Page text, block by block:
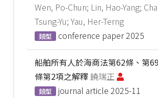
Wen, Po-Chun; Lin, Hao-Yang;
Tsung-Yu; Yau, Her-Terng
類型 conference paper2025
船舶所有人於海商法第62條、第
條第2項之解釋饒瑞正
類型 journal article 2025-11